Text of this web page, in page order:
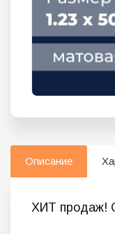
Описание
ХИТ продаж!